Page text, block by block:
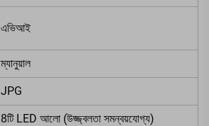
এভিআই
ম্যানুয়াল
JPG
8টি LED আলো (উজ্জ্বলতা সমন্বয়যোগ্য)